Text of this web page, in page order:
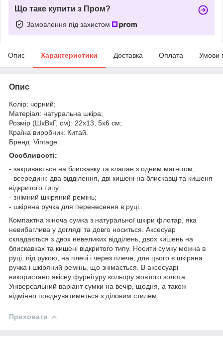
Що таке купити з Пром?
Замовлення під захистом
Опис Характеристики Доставка Оплата Умови
Опис
Колір: чорний;
Матеріал: натуральна шкіра;
Розмір (ШхВхГ, см): 22х13, 5х6 см;
Країна виробник: Китай.
Бренд: Vintage.
Особливості:
- закривається на блискавку та клапан з одним магнітом;
- всередині: два відділення, дві кишені на блискавці та кишеня
відкритого типу;
- знімний шкіряний ремінь;
- шкіряна ручка для перенесення в руці.
Компактна жіноча сумка з натуральної шкіри флотар, яка
невибаглива у догляді та довго носиться. Аксесуар
складається з двох невеликих відділень, двох кишень на
блискавках та кишені відкритого типу. Носити сумку можна в
руці, під рукою, на плечі і через плече, для цього є шкіряна
ручка і шкіряний ремінь, що знімається. В аксесуарі
використано якісну фурнітуру кольору жовтого золота.
Універсальний варіант сумки на вечір, щодня, а також
відмінно поєднуватиметься з діловим стилем.
Приховати